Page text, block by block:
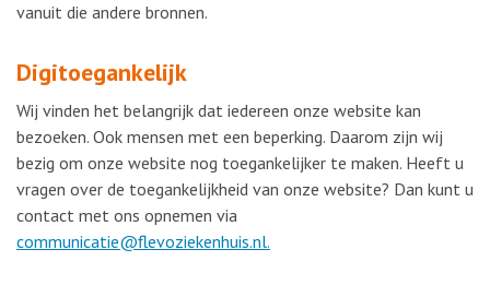
vanuit die andere bronnen.
Digitoegankelijk
Wij vinden het belangrijk dat iedereen onze website kan
bezoeken. Ook mensen met een beperking. Daarom zijn wij
bezig om onze website nog toegankelijker te maken. Heeft u
vragen over de toegankelijkheid van onze website? Dan kunt u
contact met ons opnemen via
communicatie@flevoziekenhuis.nl.